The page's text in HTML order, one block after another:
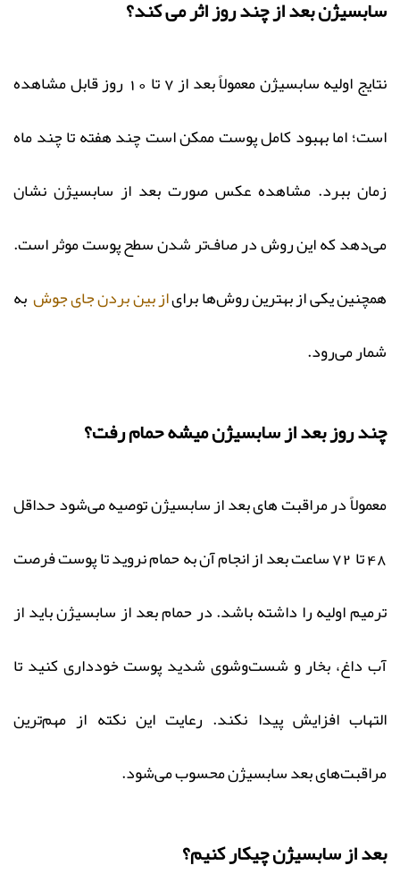
سابسیژن بعد از چند روز اثر می کند؟
نتایج اولیه سابسیژن معمولاً بعد از 7 تا 10 روز قابل مشاهده
است؛ اما بهبود کامل پوست ممکن است چند هفته تا چند ماه
زمان ببرد. مشاهده عکس صورت بعد از سابسیژن نشان
می‌دهد که این روش در صاف‌تر شدن سطح پوست موثر است.
همچنین یکی از بهترین روش‌ها برایاز بین بردن جای جوش‌ به
شمار می‌رود.
چند روز بعد از سابسیژن میشه حمام رفت؟
معمولاً در مراقبت‌ های بعد از سابسیژن توصیه می‌شود حداقل
48 تا 72 ساعت بعد از انجام آن به حمام نروید تا پوست فرصت
ترمیم اولیه را داشته باشد. در حمام بعد از سابسیژن باید از
آب داغ، بخار و شست‌وشوی شدید پوست خودداری کنید تا
التهاب افزایش پیدا نکند. رعایت این نکته از مهم‌ترین
مراقبت‌های بعد سابسیژن محسوب می‌شود.
بعد از سابسیژن چیکار کنیم؟